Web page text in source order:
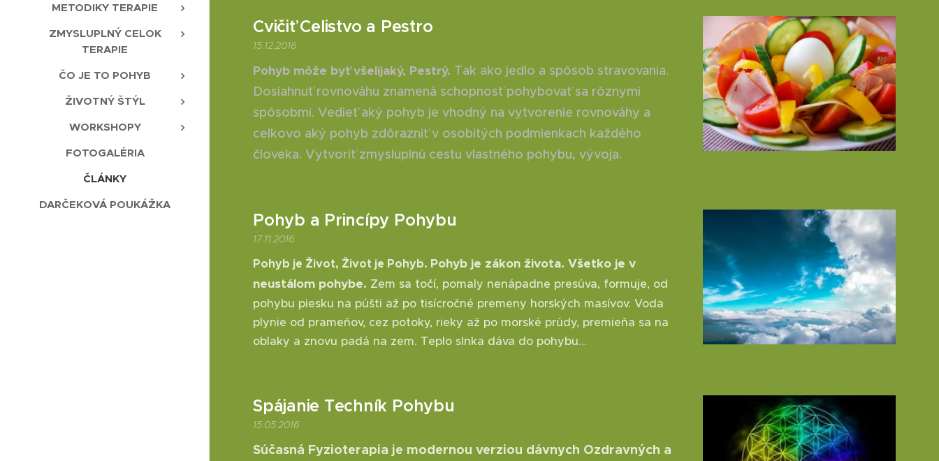
METODIKY TERAPIE
ZMYSLUPLNÝ CELOK
TERAPIE
ČO JE TO POHYB
ŽIVOTNÝ ŠTÝL
WORKSHOPY
FOTOGALÉRIA
ČLÁNKY
DARČEKOVÁ POUKÁŽKA
Cvičiť Celistvo a Pestro
15.12.2016
Pohyb môže byť všelijaký, Pestrý. Tak ako jedlo a spôsob stravovania.
Dosiahnuť rovnováhu znamená schopnosť pohybovať sa rôznymi
spôsobmi. Vedieť aký pohyb je vhodný na vytvorenie rovnováhy a
celkovo aký pohyb zdôrazniť v osobitých podmienkach každého
človeka. Vytvoriť zmysluplnú cestu vlastného pohybu, vývoja.
Pohyb a Princípy Pohybu
17.11.2016
Pohyb je Život, Život je Pohyb. Pohyb je zákon života. Všetko je v
neustálom pohybe. Zem sa točí, pomaly nenápadne presúva, formuje, od
pohybu piesku na púšti až po tisícročné premeny horských masívov. Voda
plynie od prameňov, cez potoky, rieky až po morské prúdy, premieňa sa na
oblaky a znovu padá na zem. Teplo slnka dáva do pohybu...
Spájanie Techník Pohybu
15.05.2016
Súčasná Fyzioterapia je modernou verziou dávnych Ozdravných a